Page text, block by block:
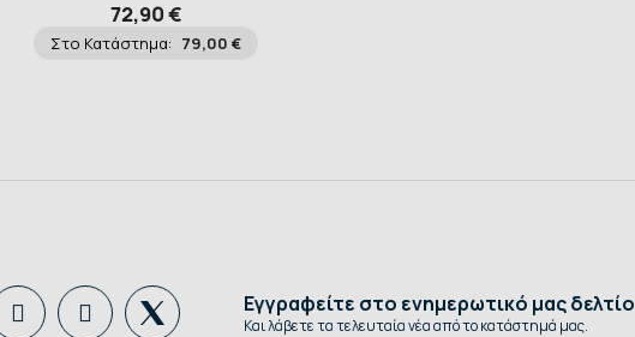
72,90 €
Στο Κατάστημα: 79,00 €
Εγγραφείτε στο ενημερωτικό μας δελτίο
Και λάβετε τα τελευταία νέα από το κατάστημά μας.